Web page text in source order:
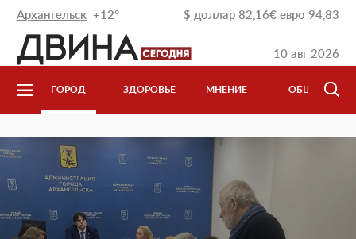
10 авг 2026
$ доллар 82,16€ евро 94,83
Архангельск +12°
ГОРОД ЗДОРОВЬЕ МНЕНИЕ ОБЩЕСТВО